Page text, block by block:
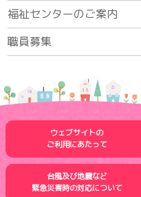
福祉センターのご案内
職員募集
ウェブサイトの
ご利用にあたって
台風及び地震など
緊急災害時の対応について